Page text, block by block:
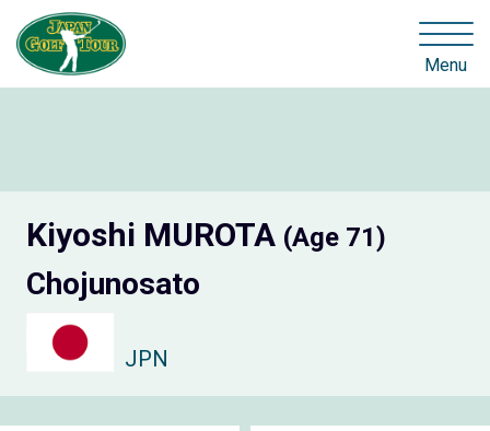
Menu
Kiyoshi MUROTA (Age 71)
Chojunosato
JPN